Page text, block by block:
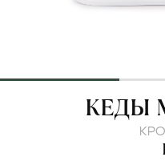
FABI
КЕДЫ